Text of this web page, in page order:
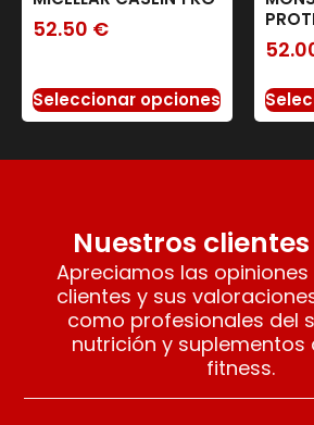
52.50 €
Seleccionar opciones
Nuestros
Apreciamos las
clientes y sus
como profesionales del
nutrición y suplementos
fitness.